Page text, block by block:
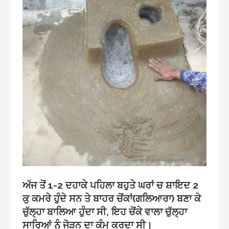
ਅੱਜ ਤੋਂ 1-2 ਦਹਾਕੇ ਪਹਿਲਾ ਬਹੁਤੇ ਘਰਾਂ ਚ ਸ਼ਾਇਦ 2
ਕੁ ਕਮਰੇ ਹੁੰਦੇ ਸਨ ਤੇ ਬਾਹਰ ਚੋਂਕਾਂ(ਗਲਿਆਰਾ) ਬਣਾ ਕੇ
ਚੁੱਲ੍ਹਾ ਬਾਲਿਆ ਹੁੰਦਾ ਸੀ, ਇਹ ਚੋਂਕੇ ਵਾਲਾ ਚੁੱਲ੍ਹਾ
ਸਾਰਿਆਂ ਨੂੰ ਜੋੜਨ ਦਾ ਕੰਮ ਕਰਦਾ ਸੀ।